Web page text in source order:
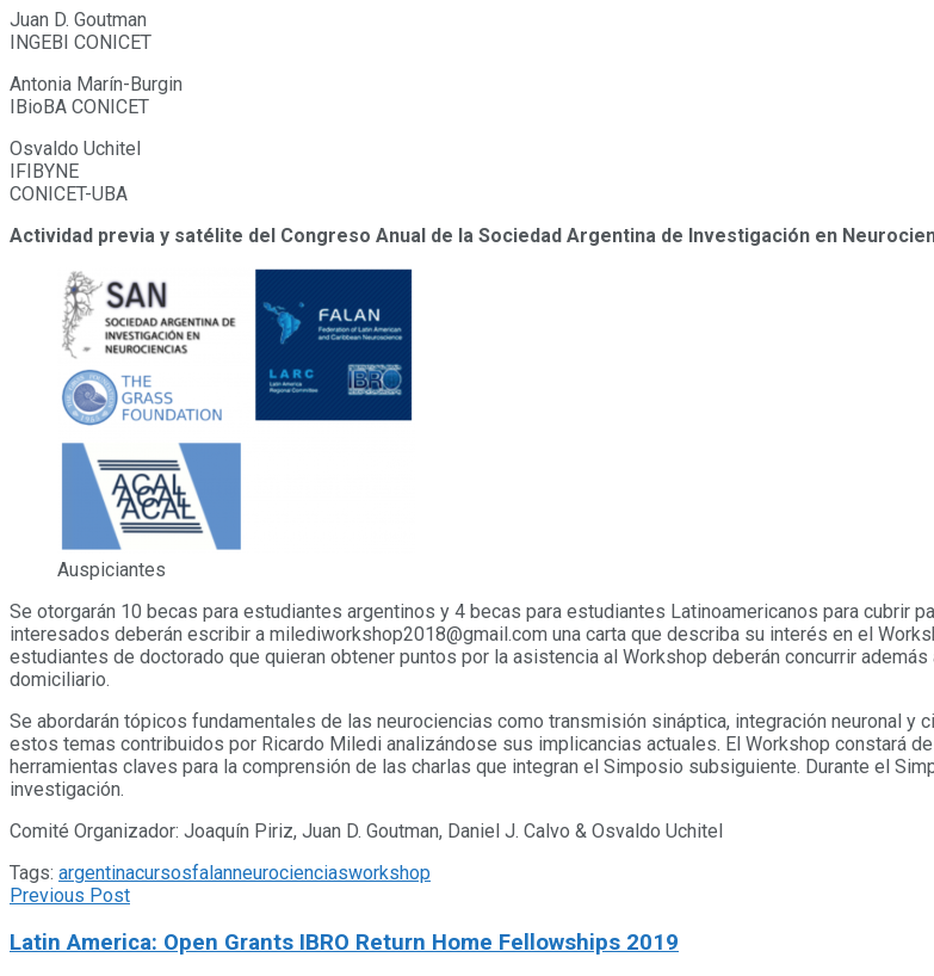
Juan D. Goutman
INGEBI CONICET
Antonia Marín-Burgin
IBioBA CONICET
Osvaldo Uchitel
IFIBYNE
CONICET-UBA
Actividad previa y satélite del Congreso Anual de la Sociedad Argentina de Investigación en
Auspiciantes
Se otorgarán 10 becas para estudiantes argentinos y 4 becas para estudiantes Latinoamericanos para cubrir
interesados deberán escribir a milediworkshop2018@gmail.com una carta que describa su interés en el
estudiantes de doctorado que quieran obtener puntos por la asistencia al Workshop deberán concurrir
domiciliario.
Se abordarán tópicos fundamentales de las neurociencias como transmisión sináptica, integración neuronal
estos temas contribuidos por Ricardo Miledi analizándose sus implicancias actuales. El Workshop constará
herramientas claves para la comprensión de las charlas que integran el Simposio subsiguiente. Durante el
investigación.
Comité Organizador: Joaquín Piriz, Juan D. Goutman, Daniel J. Calvo & Osvaldo Uchitel
Tags: argentinacursosfalanneurocienciasworkshop
Previous Post
Latin America: Open Grants IBRO Return Home Fellowships 2019